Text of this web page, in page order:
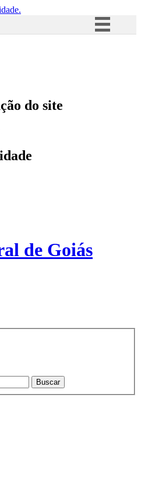
Acesso à informação
do site
de Goiás
Buscar